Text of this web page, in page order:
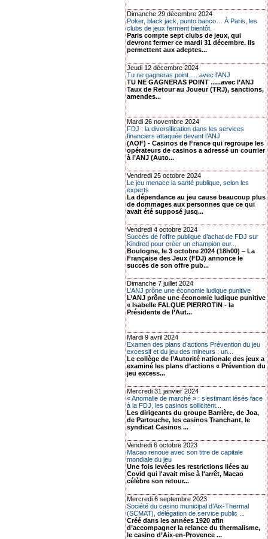
Dimanche 29 décembre 2024
Poker, black jack, punto banco… À Paris, les
clubs de jeux ferment bientôt.
Paris compte sept clubs de jeux, qui
devront fermer ce mardi 31 décembre. Ils
permettent aux adeptes...
Jeudi 12 décembre 2024
Tu ne gagneras point .....avec l'ANJ
TU NE GAGNERAS POINT …..avec l’ANJ
Taux de Retour au Joueur (TRJ), sanctions,
amendes...
Mardi 26 novembre 2024
FDJ : la diversification dans les services
financiers attaquée devant l’ANJ
(AOF) - Casinos de France qui regroupe les
opérateurs de casinos a adressé un courrier
à l’ANJ (Auto...
Vendredi 25 octobre 2024
Le jeu menace la santé publique, selon les
experts
La dépendance au jeu cause beaucoup plus
de dommages aux personnes que ce qui
avait été supposé jusq...
Vendredi 4 octobre 2024
Succès de l’offre publique d’achat de FDJ sur
Kindred pour créer un champion eur...
Boulogne, le 3 octobre 2024 (18h00) – La
Française des Jeux (FDJ) annonce le
succès de son offre pub...
Dimanche 7 juillet 2024
L’ANJ prône une économie ludique punitive
L’ANJ prône une économie ludique punitive
« Isabelle FALQUE PIERROTIN - la
Présidente de l’Aut...
Mardi 9 avril 2024
Examen des plans d’actions Prévention du jeu
excessif et du jeu des mineurs : un...
Le collège de l’Autorité nationale des jeux a
examiné les plans d’actions « Prévention du
jeu excess...
Mercredi 31 janvier 2024
« Anomalie de marché » : s’estimant lésés face
à la FDJ, les casinos sollicitent...
Les dirigeants du groupe Barrière, de Joa,
de Partouche, les casinos Tranchant, le
syndicat Casinos ...
Vendredi 6 octobre 2023
Macao renoue avec son titre de capitale
mondiale du jeu
Une fois levées les restrictions liées au
Covid qui l'avait mise à l'arrêt, Macao
célèbre son retour...
Mercredi 6 septembre 2023
Société du casino municipal d’Aix-Thermal
(SCMAT), délégation de service public ...
Créé dans les années 1920 afin
d’accompagner la relance du thermalisme,
le casino d’Aix-en-Provence ...